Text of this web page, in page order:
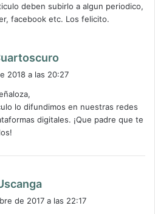
e
:
deben subirlo a algun periodico,
facebook etc. Los felicito.
:
2018 a las 20:27
lo difundimos en nuestras redes
digitales. ¡Que padre que te
de 2017 a las 22:17